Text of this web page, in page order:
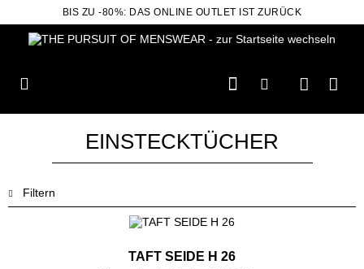
BIS ZU -80%: DAS ONLINE OUTLET IST ZURÜCK
EINSTECKTÜCHER
Filtern
TAFT SEIDE H 26